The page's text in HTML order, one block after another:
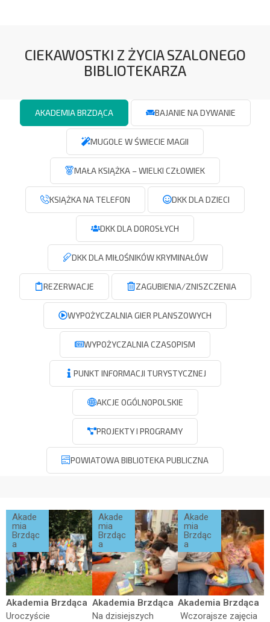
CIEKAWOSTKI Z ŻYCIA SZALONEGO
BIBLIOTEKARZA
AKADEMIA BRZDĄCA BAJANIE NA DYWANIE
MUGOLE W ŚWIECIE MAGII
MAŁA KSIĄŻKA – WIELKI CZŁOWIEK
KSIĄŻKA NA TELEFON DKK DLA DZIECI
DKK DLA DOROSŁYCH
DKK DLA MIŁOŚNIKÓW KRYMINAŁÓW
REZERWACJE ZAGUBIENIA/ZNISZCZENIA
WYPOŻYCZALNIA GIER PLANSZOWYCH
WYPOŻYCZALNIA CZASOPISM
PUNKT INFORMACJI TURYSTYCZNEJ
AKCJE OGÓLNOPOLSKIE
PROJEKTY I PROGRAMY
POWIATOWA BIBLIOTEKA PUBLICZNA
Akade
mia
Brzdąc
a
Akademia Brzdąca
Uroczyście
Akade
mia
Brzdąc
a
Akademia Brzdąca
Na dzisiejszych
Akade
mia
Brzdąc
a
Akademia Brzdąca
Wczorajsze zajęcia